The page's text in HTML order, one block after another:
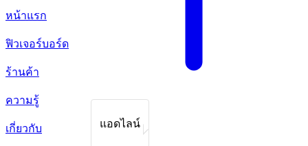
แอดไลน์
หน้าแรก
ฟิวเจอร์บอร์ด
ร้านค้า
ความรู้
เกี่ยวกับ